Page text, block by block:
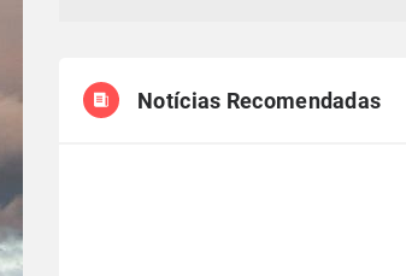
Notícias Recomendadas